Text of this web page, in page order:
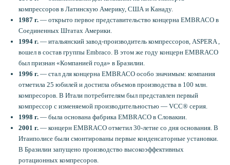
компрессоров в Латинскую Америку, США и Канаду.
1987 г. — открыто первое представительство концерна EMBRACO в
Соединенных Штатах Америки.
1994 г. — итальянский завод-производитель компрессоров, ASPERA ,
вошел в состав группы Embraco. В этом же году концерн EMBRACO
был признан «Компанией года» в Бразилии.
1996 г. — стал для концерна EMBRACO особо значимым: компания
отметила 25 юбилей и достигла объемов производства в 100 млн.
компресоров. В Итали потребителям был представлен первый
компрессор с изменяемой производительностью — VCC® серия.
1998 г. — была основана фабрика EMBRACO в Словакии.
2001 г. — концерн EMBRACO отметил 30-летие со дня основания. В
Итаиполисе были смонтированы первые конденсаторные установки.
В Бразилии запущено производство высокоэффективных
ротационных компресоров.